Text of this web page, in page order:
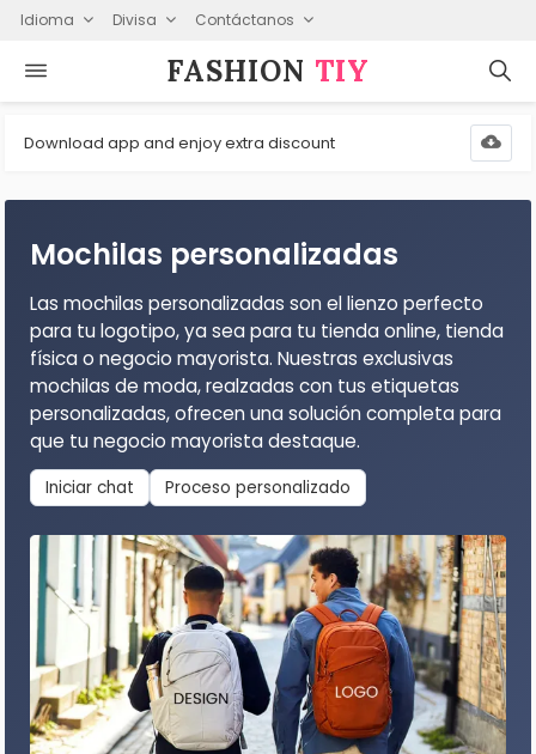
Idioma Divisa Contáctanos
FASHION⁠ TIY
Download app and enjoy extra discount
Mochilas personalizadas
Las mochilas personalizadas son el lienzo perfecto
para tu logotipo, ya sea para tu tienda online, tienda
física o negocio mayorista. Nuestras exclusivas
mochilas de moda, realzadas con tus etiquetas
personalizadas, ofrecen una solución completa para
que tu negocio mayorista destaque.
Iniciar chat Proceso personalizado